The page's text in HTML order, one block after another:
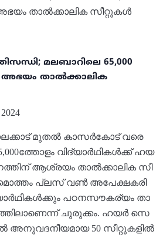
മലബാറിലെ 65,000
അഭയം താൽക്കാലിക
മു​ത​ൽ കാ​സ​ർ​കോ​ട്​ വ​രെ​
വി​ദ്യാ​ർ​ഥി​ക​ൾ​ക്ക് ഹ​യ​
ആ​ശ്ര​യം താ​ൽ​ക്കാ​ലി​ക സീ​
മൊ​ത്തം പ്ല​സ്​ വ​ൺ അ​പേ​ക്ഷ​ക​രി​
പ​ഠ​ന​സൗ​ക​ര്യം താ​
ചു​രു​ക്കം. ​ഹ​യ​ർ സെ​
അ​നു​വ​ദ​നീ​യ​മാ​യ 50 സീ​റ്റു​ക​ളി​ൽ